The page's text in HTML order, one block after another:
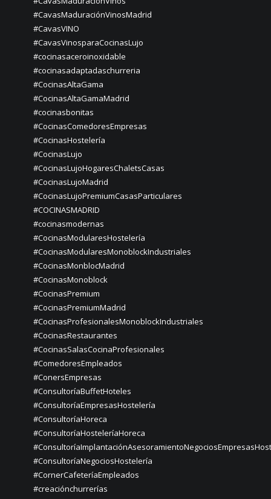
#CavasMaduraciónVinosMadrid
#CavasVINO
#CavasVinosparaCocinasLujo
#cocinasaceroinoxidable
#cocinasadaptadaschurreria
#CocinasAltaGama
#CocinasAltaGamaMadrid
#cocinasbonitas
#CocinasComedoresEmpresas
#CocinasHostelería
#CocinasLujo
#CocinasLujoHogaresChaletsCasas
#CocinasLujoMadrid
#CocinasLujoPremiumCasasParticulares
#COCINASMADRID
#cocinasmodernas
#CocinasModularesHostelería
#CocinasModularesMonoblockIndustriales
#CocinasMonblocMadrid
#CocinasMonoblock
#CocinasPremium
#CocinasPremiumMadrid
#CocinasProfesionalesMonoblockIndustriales
#CocinasRestaurantes
#CocinasSalasCocinaProfesionales
#ComedoresEmpleados
#ConersEmpresas
#ConsultoríaBuffetHoteles
#ConsultoríaEmpresasHostelería
#ConsultoríaHoreca
#ConsultoríaHosteleríaHoreca
#ConsultoríaNegociosHostelería
#CornerCafeteríaEmpleados
#creaciónchurrerías